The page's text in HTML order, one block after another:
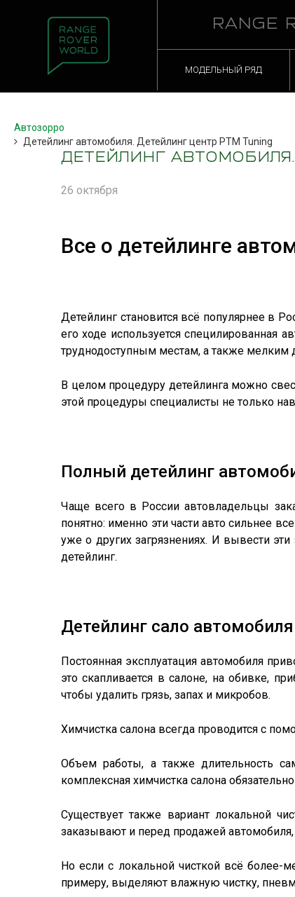
МОДЕЛЬНЫЙ РЯД
Автозорро
Детейлинг автомобиля. Детейлинг центр PTM Tuning
ДЕТЕЙЛИНГ АВТОМОБИЛЯ.
26 октября
Все о детейлинге
Детейлинг становится всё популярнее в
его ходе используется специлированная
труднодоступным местам, а также мелким
В целом процедуру детейлинга можно
этой процедуры специалисты не только
Полный детейлинг
Чаще всего в России автовладельцы
понятно: именно эти части авто сильнее
уже о других загрязнениях. И вывести
детейлинг.
Детейлинг сало автомобиля
Постоянная эксплуатация автомобиля
это скапливается в салоне, на обивке,
чтобы удалить грязь, запах и микробов.
Химчистка салона всегда проводится с
Объем работы, а также длительность
комплексная химчистка салона
Существует также вариант локальной
заказывают и перед продажей
Но если с локальной чисткой всё более-
примеру, выделяют влажную чистку,